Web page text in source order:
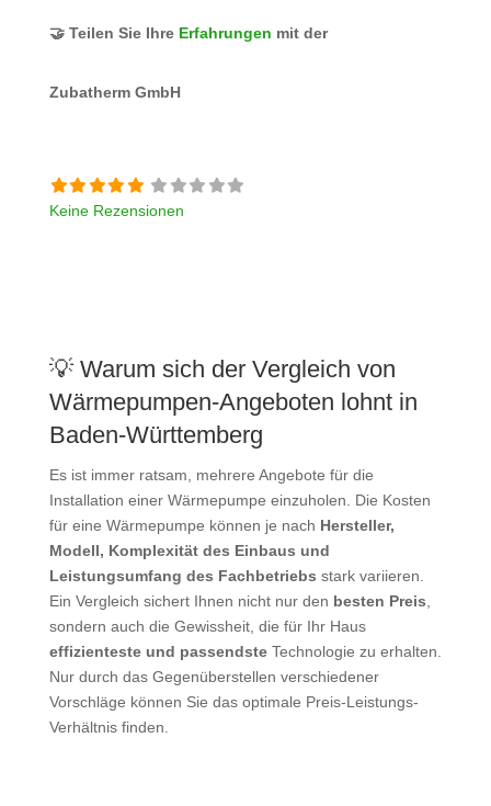
🤝 Teilen Sie Ihre Erfahrungen mit der
Zubatherm GmbH
Keine Rezensionen
💡 Warum sich der Vergleich von
Wärmepumpen-Angeboten lohnt in
Baden-Württemberg
Es ist immer ratsam, mehrere Angebote für die
Installation einer Wärmepumpe einzuholen. Die Kosten
für eine Wärmepumpe können je nach Hersteller,
Modell, Komplexität des Einbaus und
Leistungsumfang des Fachbetriebs stark variieren.
Ein Vergleich sichert Ihnen nicht nur den besten Preis,
sondern auch die Gewissheit, die für Ihr Haus
effizienteste und passendsteTechnologie zu erhalten.
Nur durch das Gegenüberstellen verschiedener
Vorschläge können Sie das optimale Preis-Leistungs-
Verhältnis finden.